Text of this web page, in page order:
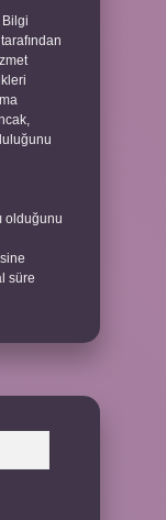
Bilgi
olduğunu
süre